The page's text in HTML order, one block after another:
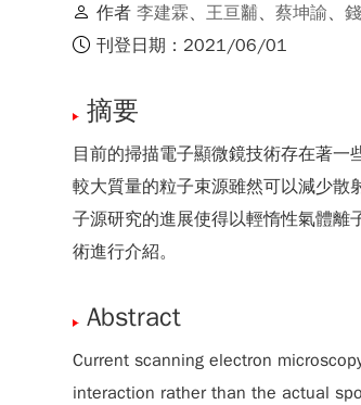
作者李建霖、王亘黼、蔡坤諭、
刊登日期：2021/06/01
摘要
目前的掃描電子顯微鏡技術存在著
較大質量的粒子束源雖然可以減少散
子源研究的進展使得以輕惰性氣體離
術進行介紹。
Abstract
Current scanning electron
interaction rather than the actual